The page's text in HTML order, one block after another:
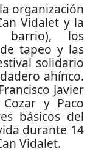
organización
Vidalet y la
barrio), los
tapeo y las
solidario
ahínco.
Javier
y Paco
básicos del
durante 14
Vidalet.